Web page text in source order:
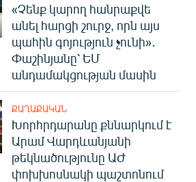
«Չենք կարող հանրաքվե
անել հարցի շուրջ, որն այս
պահին գոյություն չունի»․
Փաշինյանը՝ ԵՄ
անդամակցության մասին
ՔԱՂԱՔԱԿԱՆ
Խորհրդարանը քննարկում է
Արամ Վարդևանյանի
թեկնածությունը ԱԺ
փոխխոսնակի պաշտոնում